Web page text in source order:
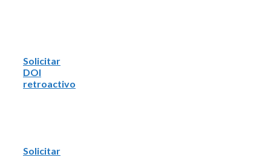
Solicitar
DOI
retroactivo
Solicitar